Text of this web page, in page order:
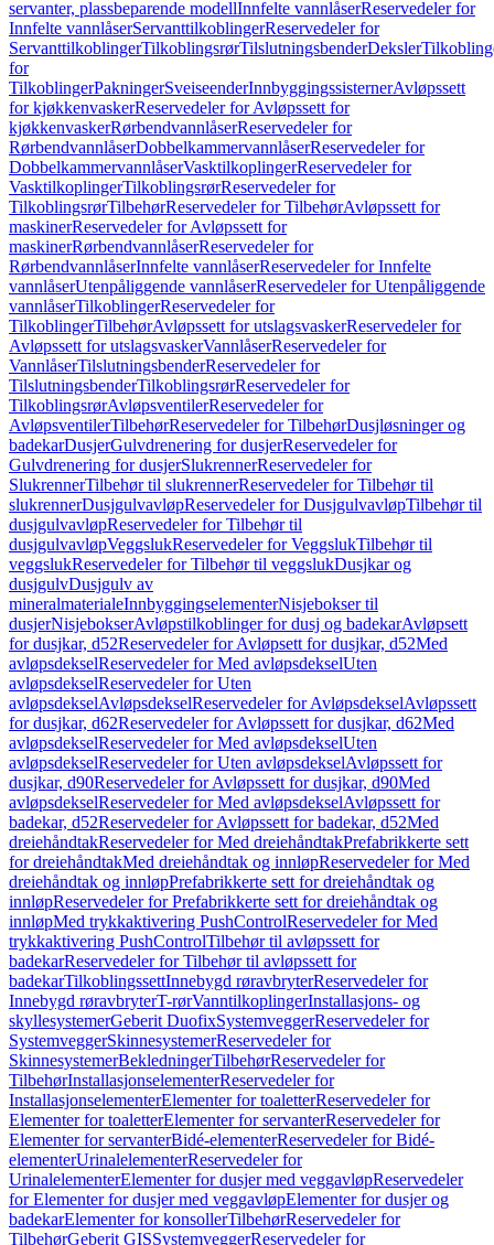
servanter, plassbeparende modellInnfelte vannlåserReservedeler for
Innfelte vannlåserServanttilkoblingerReservedeler for
ServanttilkoblingerTilkoblingsrørTilslutningsbenderDeksler
for
TilkoblingerPakningerSveiseenderInnbyggingssisternerAvløpssett
for kjøkkenvaskerReservedeler for Avløpssett for
kjøkkenvaskerRørbendvannlåserReservedeler for
RørbendvannlåserDobbelkammervannlåserReservedeler for
DobbelkammervannlåserVasktilkoplingerReservedeler for
VasktilkoplingerTilkoblingsrørReservedeler for
TilkoblingsrørTilbehørReservedeler for TilbehørAvløpssett for
maskinerReservedeler for Avløpssett for
maskinerRørbendvannlåserReservedeler for
RørbendvannlåserInnfelte vannlåserReservedeler for Innfelte
vannlåserUtenpåliggende vannlåserReservedeler for Utenpåliggende
vannlåserTilkoblingerReservedeler for
TilkoblingerTilbehørAvløpssett for utslagsvaskerReservedeler for
Avløpssett for utslagsvaskerVannlåserReservedeler for
VannlåserTilslutningsbenderReservedeler for
TilslutningsbenderTilkoblingsrørReservedeler for
TilkoblingsrørAvløpsventilerReservedeler for
AvløpsventilerTilbehørReservedeler for TilbehørDusjløsninger og
badekarDusjerGulvdrenering for dusjerReservedeler for
Gulvdrenering for dusjerSlukrennerReservedeler for
SlukrennerTilbehør til slukrennerReservedeler for Tilbehør til
slukrennerDusjgulvavløpReservedeler for DusjgulvavløpTilbehør til
dusjgulvavløpReservedeler for Tilbehør til
dusjgulvavløpVeggslukReservedeler for VeggslukTilbehør til
veggslukReservedeler for Tilbehør til veggslukDusjkar og
dusjgulvDusjgulv av
mineralmaterialeInnbyggingselementerNisjebokser til
dusjerNisjebokserAvløpstilkoblinger for dusj og badekarAvløpsett
for dusjkar, d52Reservedeler for Avløpsett for dusjkar, d52Med
avløpsdekselReservedeler for Med avløpsdekselUten
avløpsdekselReservedeler for Uten
avløpsdekselAvløpsdekselReservedeler for AvløpsdekselAvløpssett
for dusjkar, d62Reservedeler for Avløpssett for dusjkar, d62Med
avløpsdekselReservedeler for Med avløpsdekselUten
avløpsdekselReservedeler for Uten avløpsdekselAvløpssett for
dusjkar, d90Reservedeler for Avløpssett for dusjkar, d90Med
avløpsdekselReservedeler for Med avløpsdekselAvløpssett for
badekar, d52Reservedeler for Avløpssett for badekar, d52Med
dreiehåndtakReservedeler for Med dreiehåndtakPrefabrikkerte sett
for dreiehåndtakMed dreiehåndtak og innløpReservedeler for Med
dreiehåndtak og innløpPrefabrikkerte sett for dreiehåndtak og
innløpReservedeler for Prefabrikkerte sett for dreiehåndtak og
innløpMed trykkaktivering PushControlReservedeler for Med
trykkaktivering PushControlTilbehør til avløpssett for
badekarReservedeler for Tilbehør til avløpssett for
badekarTilkoblingssettInnebygd røravbryterReservedeler for
Innebygd røravbryterT-rørVanntilkoplingerInstallasjons- og
skyllesystemerGeberit DuofixSystemveggerReservedeler for
SystemveggerSkinnesystemerReservedeler for
SkinnesystemerBekledningerTilbehørReservedeler for
TilbehørInstallasjonselementerReservedeler for
InstallasjonselementerElementer for toaletterReservedeler for
Elementer for toaletterElementer for servanterReservedeler for
Elementer for servanterBidé-elementerReservedeler for Bidé-
elementerUrinalelementerReservedeler for
UrinalelementerElementer for dusjer med veggavløpReservedeler
for Elementer for dusjer med veggavløpElementer for dusjer og
badekarElementer for konsollerTilbehørReservedeler for
TilbehørGeberit GISSystemveggerReservedeler for